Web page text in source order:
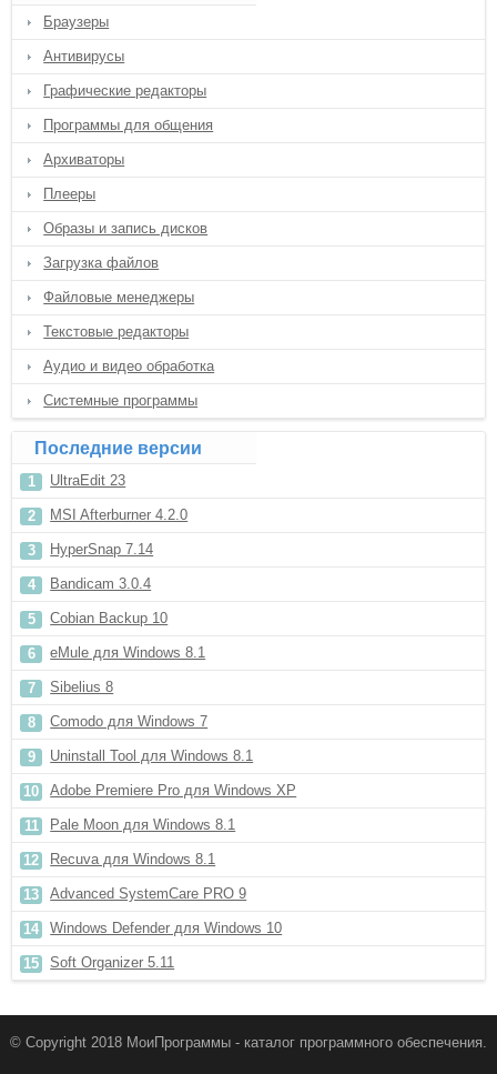
Браузеры
Антивирусы
Графические редакторы
Программы для общения
Архиваторы
Плееры
Образы и запись дисков
Загрузка файлов
Файловые менеджеры
Текстовые редакторы
Аудио и видео обработка
Системные программы
Последние версии
UltraEdit 23
MSI Afterburner 4.2.0
HyperSnap 7.14
Bandicam 3.0.4
Cobian Backup 10
eMule для Windows 8.1
Sibelius 8
Comodo для Windows 7
Uninstall Tool для Windows 8.1
Adobe Premiere Pro для Windows XP
Pale Moon для Windows 8.1
Recuva для Windows 8.1
Advanced SystemCare PRO 9
Windows Defender для Windows 10
Soft Organizer 5.11
© Copyright 2018 МоиПрограммы - каталог программного обеспечения.